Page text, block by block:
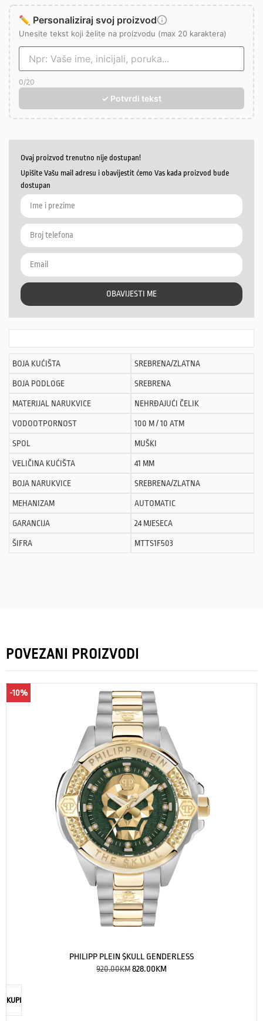
✏️ Personaliziraj svoj proizvod
Unesite tekst koji želite na proizvodu (max 20 karaktera)
0/20
✓ Potvrdi tekst
Ovaj proizvod trenutno nije dostupan!
Upišite Vašu mail adresu i obavijestit ćemo Vas kada proizvod bude
dostupan
OBAVIJESTI ME
BOJA KUĆIŠTA SREBRENA/ZLATNA
BOJA PODLOGE SREBRENA
MATERIJAL NARUKVICE NEHRĐAJUĆI ČELIK
VODOOTPORNOST 100 M / 10 ATM
SPOL MUŠKI
VELIČINA KUĆIŠTA 41 MM
BOJA NARUKVICE SREBRENA/ZLATNA
MEHANIZAM AUTOMATIC
GARANCIJA 24 MJESECA
ŠIFRA MTTS1F503
POVEZANI PROIZVODI
-10%
PHILIPP PLEIN $KULL GENDERLESS
920.00KM828.00KM
KUPI